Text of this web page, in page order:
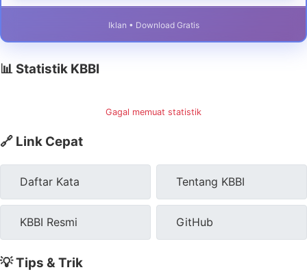
Iklan • Download Gratis
📊 Statistik KBBI
Gagal memuat statistik
🔗 Link Cepat
Daftar Kata Tentang KBBI
KBBI Resmi GitHub
💡 Tips & Trik